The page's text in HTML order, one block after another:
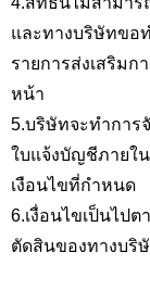
และทางบริษัทขอ
รายการส่งเสริมก
หน้า
5.บริษัทจะทำกา
ใบแจ้งบัญชีภายใ
เงือนไขที่กำหนด
6.เงื่อนไขเป็นไป
ตัดสินของทางบริ